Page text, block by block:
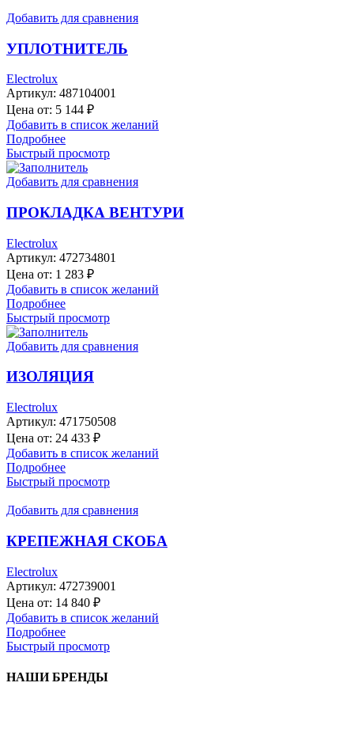
Добавить для сравнения
УПЛОТНИТЕЛЬ
Electrolux
Артикул: 487104001
Цена от: 5 144 ₽
Добавить в список желаний
Подробнее
Быстрый просмотр
Добавить для сравнения
ПРОКЛАДКА ВЕНТУРИ
Electrolux
Артикул: 472734801
Цена от: 1 283 ₽
Добавить в список желаний
Подробнее
Быстрый просмотр
Добавить для сравнения
ИЗОЛЯЦИЯ
Electrolux
Артикул: 471750508
Цена от: 24 433 ₽
Добавить в список желаний
Подробнее
Быстрый просмотр
Добавить для сравнения
КРЕПЕЖНАЯ СКОБА
Electrolux
Артикул: 472739001
Цена от: 14 840 ₽
Добавить в список желаний
Подробнее
Быстрый просмотр
НАШИ БРЕНДЫ